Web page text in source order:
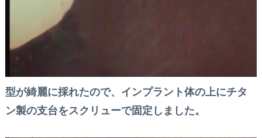
型が綺麗に採れたので、インプラント体の上にチタ
ン製の支台をスクリューで固定しました。